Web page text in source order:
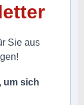
Sie aus
um sich